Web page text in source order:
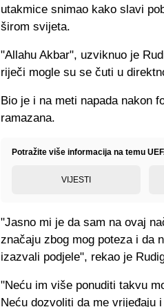
utakmice snimao kako slavi
širom svijeta.
"Allahu Akbar", uzviknuo je
riječi mogle su se čuti u
Bio je i na meti napada nakon
ramazana.
Potražite više informacija na temu
VIJESTI
"Jasno mi je da sam na ovaj
značaju zbog mog poteza i da
izazvali podjele", rekao je
"Neću im više ponuditi takvu
Neću dozvoliti da me vrijeđaju